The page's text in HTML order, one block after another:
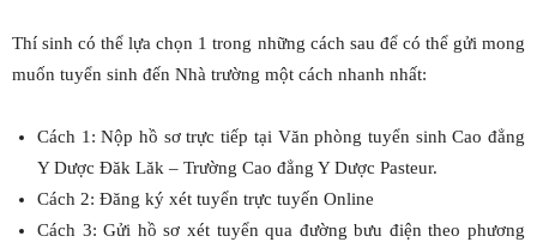
Thí sinh có thể lựa chọn 1 trong những cách sau để có thể gửi mong
muốn tuyển sinh đến Nhà trường một cách nhanh nhất:
Cách 1: Nộp hồ sơ trực tiếp tại Văn phòng tuyển sinh Cao đẳng
Y Dược Đăk Lăk – Trường Cao đẳng Y Dược Pasteur.
Cách 2: Đăng ký xét tuyển trực tuyến Online
Cách 3: Gửi hồ sơ xét tuyển qua đường bưu điện theo phương